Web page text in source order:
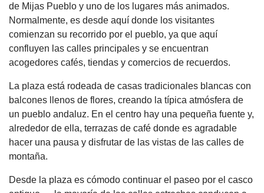
de Mijas Pueblo y uno de los lugares más animados.
Normalmente, es desde aquí donde los visitantes
comienzan su recorrido por el pueblo, ya que aquí
confluyen las calles principales y se encuentran
acogedores cafés, tiendas y comercios de recuerdos.
La plaza está rodeada de casas tradicionales blancas con
balcones llenos de flores, creando la típica atmósfera de
un pueblo andaluz. En el centro hay una pequeña fuente y,
alrededor de ella, terrazas de café donde es agradable
hacer una pausa y disfrutar de las vistas de las calles de
montaña.
Desde la plaza es cómodo continuar el paseo por el casco